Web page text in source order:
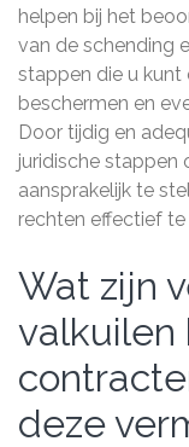
helpen bij het
van de schending
stappen die u
beschermen en
Door tijdig en
juridische stappen
aansprakelijk te
rechten effectief te
Wat zijn
valkuilen
deze